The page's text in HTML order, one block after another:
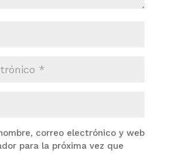
correo electrónico y web
para la próxima vez que